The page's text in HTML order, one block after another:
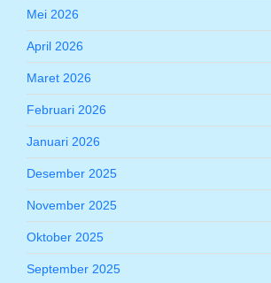
Mei 2026
April 2026
Maret 2026
Februari 2026
Januari 2026
Desember 2025
November 2025
Oktober 2025
September 2025